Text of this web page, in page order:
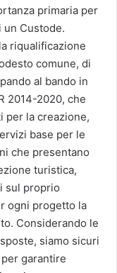
primaria per
un Custode.
riqualificazione
comune, di
al bando in
2014-2020, che
per la creazione,
base per le
che presentano
turistica,
sul proprio
ogni progetto la
Considerando le
siamo sicuri
garantire